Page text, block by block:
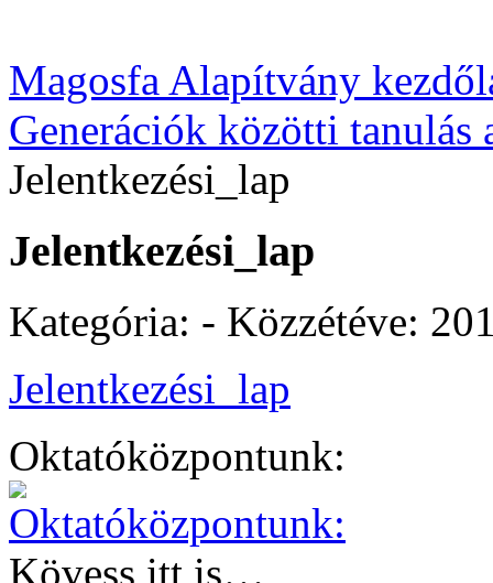
Magosfa Alapítvány
Generációk közötti tanulás
Jelentkezési_lap
Jelentkezési_lap
Kategória: - Közzétéve:
Jelentkezési_lap
Oktatóközpontunk:
Kövess itt is…